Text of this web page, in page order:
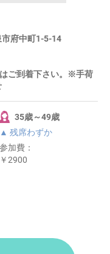
府中町1-5-14
ご到着下さい。※手荷
35歳～49歳
▲ 残席わずか
参加費：
￥2900